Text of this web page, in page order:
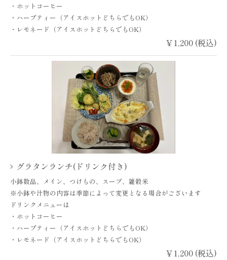
・ホットコーヒー
・ハーブティー（アイスホットどちらでもOK）
・レモネード（アイスホットどちらでもOK）
￥1,200 (税込)
グラタンランチ(ドリンク付き)
小鉢数品、メイン、つけもの、スープ、雑穀米
※小鉢や汁物の内容は季節によって変更となる場合がございます
ドリンクメニューは
・ホットコーヒー
・ハーブティー（アイスホットどちらでもOK）
・レモネード（アイスホットどちらでもOK）
￥1,200 (税込)